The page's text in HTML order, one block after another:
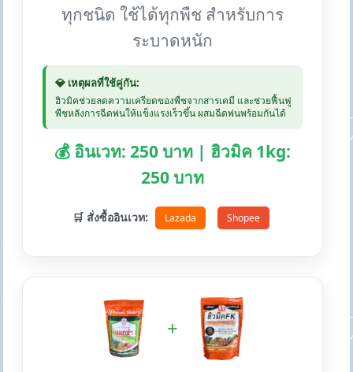
ทุกชนิด ใช้ได้ทุกพืช สำหรับการ
ระบาดหนัก
💎 เหตุผลที่ใช้คู่กัน:
ฮิวมิคช่วยลดความเครียดของพืชจากสารเคมี และช่วยฟื้นฟู
พืชหลังการฉีดพ่นให้แข็งแรงเร็วขึ้น ผสมฉีดพ่นพร้อมกันได้
💰 อินเวท: 250 บาท | ฮิวมิค 1kg:
250 บาท
🛒 สั่งซื้ออินเวท: Lazada Shopee
+